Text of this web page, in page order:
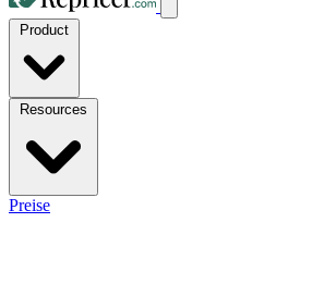
Preise